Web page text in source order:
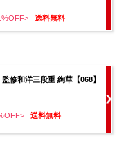
送料無料
修和洋三段重 絢華【068】
送料無料